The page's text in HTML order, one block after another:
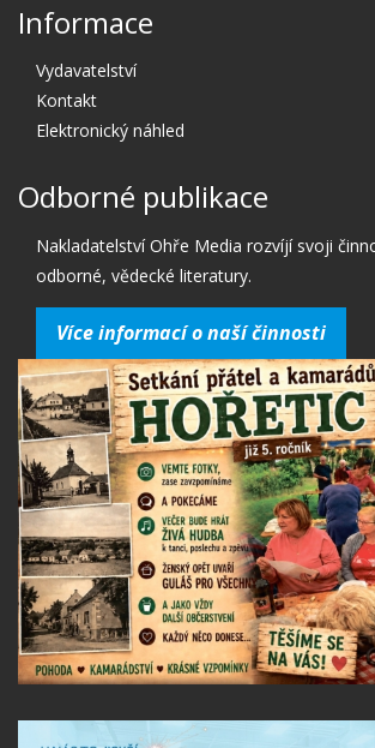
Informace
Vydavatelství
Kontakt
Elektronický náhled
Odborné publikace
Nakladatelství Ohře Media rozvíjí svoji
odborné, vědecké literatury.
Více informací o naší činnosti